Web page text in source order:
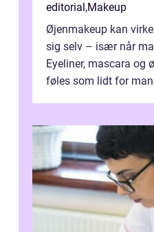
editorial ,Makeup
Øjenmakeup kan
sig selv – især når
Eyeliner, mascara og
føles som lidt for